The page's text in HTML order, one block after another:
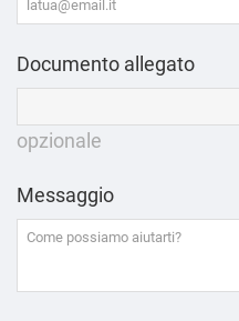
Documento allegato
opzionale
Messaggio